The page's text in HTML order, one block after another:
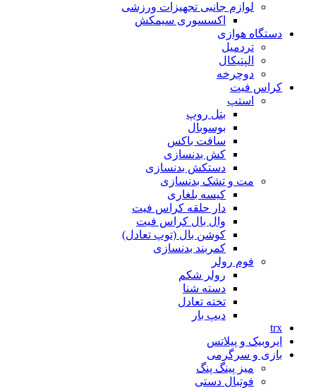
لوازم جانبی تجهیزات ورزشی
اکسسوری سیمکش
دستگاه هوازی
تردمیل
الپتیکال
دوچرخه
کراس فیت
استپ
بتل روپ
بوسوبال
سافت باکس
کش بدنسازی
دستکش بدنسازی
مت و تشک بدنسازی
کیسه بلغاری
دار حلقه کراس فیت
وال بال کراس فیت
کوشن بال (توپ تعادل)
کمربند بدنسازی
فوم رولر
رولر شکم
دسته شنا
تخته تعادل
دیپ بار
trx
ایروبیک و پیلاتس
بازی و سرگرمی
میز پینگ پنگ
فوتبال دستی